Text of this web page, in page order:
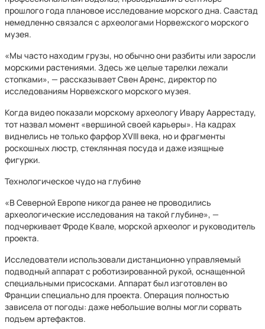
прошлого года плановое исследование морского дна. Саастад
немедленно связался с археологами Норвежского морского
музея.
«Мы часто находим грузы, но обычно они разбиты или заросли
морскими растениями. Здесь же целые тарелки лежали
стопками», — рассказывает Свен Аренс, директор по
исследованиям Норвежского морского музея.
Когда видео показали морскому археологу Ивару Ааррестаду,
тот назвал момент «вершиной своей карьеры». На кадрах
виднелись не только фарфор XVIII века, но и фрагменты
роскошных люстр, стеклянная посуда и даже изящные
фигурки.
Технологическое чудо на глубине
«В Северной Европе никогда ранее не проводились
археологические исследования на такой глубине», —
подчеркивает Фроде Квале, морской археолог и руководитель
проекта.
Исследователи использовали дистанционно управляемый
подводный аппарат с роботизированной рукой, оснащенной
специальными присосками. Аппарат был изготовлен во
Франции специально для проекта. Операция полностью
зависела от погоды: даже небольшие волны могли сорвать
подъем артефактов.